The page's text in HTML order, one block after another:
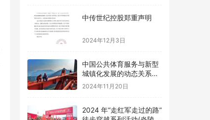
中传世纪控股郑重声明
2024年12月3日
中国公共体育服务与新型
城镇化发展的动态关系及
优化路径研究
2024年11月20日
2024 年“走红军走过的路”